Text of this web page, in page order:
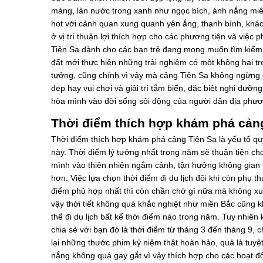
màng, làn nước trong xanh như ngọc bích, ánh nắng
hot với cảnh quan xung quanh yên ắng, thanh bình,
ở vị trí thuận lợi thích hợp cho các phương tiện và việc
Tiên Sa dành cho các bạn trẻ đang mong muốn tìm
đất mới thực hiện những trải nghiệm có một không hai
tưởng, cũng chính vì vậy mà cảng Tiên Sa không
đẹp hay vui chơi và giải trí tắm biển, đặc biệt nghỉ
hòa mình vào đời sống sôi động của người dân địa
Thời điểm thích hợp khám phá
Thời điểm thích hợp khám phá cảng Tiên Sa là yếu tố
này. Thời điểm lý tưởng nhất trong năm sẽ thuận tiện
mình vào thiên nhiên ngắm cảnh, tận hưởng không
hơn. Việc lựa chọn thời điểm đi du lịch đôi khi còn phụ
điểm phù hợp nhất thì còn chần chờ gì nữa mà không
vậy thời tiết không quá khắc nghiệt như miền Bắc cũng
thể đi du lịch bất kể thời điểm nào trong năm. Tuy
chia sẻ với bạn đó là thời điểm từ tháng 3 đến tháng 9,
lại những thước phim kỷ niệm thật hoàn hảo, quả là
nắng không quá gay gắt vì vậy thích hợp cho các hoạt